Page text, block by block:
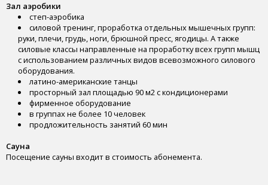
Зал аэробики
степ-аэробика
силовой тренинг, проработка отдельных мышечных групп:
руки, плечи, грудь, ноги, брюшной пресс, ягодицы. А также
силовые классы направленные на проработку всех групп мышц
с использованием различных видов всевозможного силового
оборудования.
латино-американские танцы
просторный зал площадью 90 м2 с кондиционерами
фирменное оборудование
в группах не более 10 человек
продложительность занятий 60 мин
Сауна
Посещение сауны входит в стоимость абонемента.